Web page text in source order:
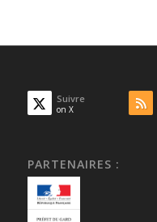
Suivre
on X
PARTENAIRES :